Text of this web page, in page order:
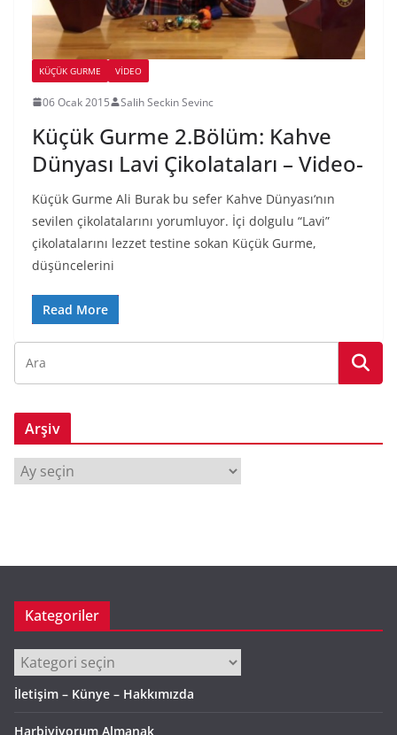
KÜÇÜK GURME VIDEO
06 Ocak 2015 Salih Seckin Sevinc
Küçük Gurme 2.Bölüm: Kahve
Dünyası Lavi Çikolataları – Video-
Küçük Gurme Ali Burak bu sefer Kahve Dünyası‘nın
sevilen çikolatalarını yorumluyor. İçi dolgulu “Lavi”
çikolatalarını lezzet testine sokan Küçük Gurme,
düşüncelerini
Read More
Arşiv
r
Kategoriler
Kategoriler
İletişim – Künye – Hakkımızda
Harbiyiyorum Almanak